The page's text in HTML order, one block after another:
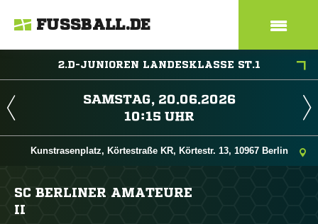
FUSSBALL.DE
2.D-JUNIOREN LANDESKLASSE ST.1
 
 
Kunstrasenplatz, Körtestraße KR, Körtestr. 13, 10967 Berlin
SC BERLINER AMATEURE
II